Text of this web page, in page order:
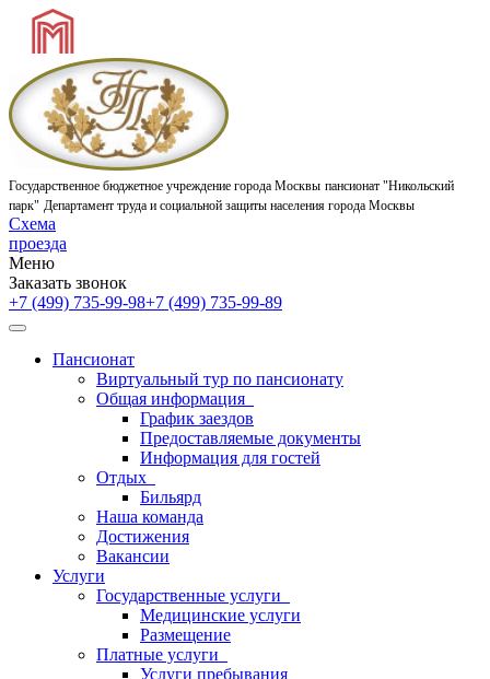
Государственное бюджетное учреждение города Москвы пансионат "Никольский
парк" Департамент труда и социальной защиты населения города Москвы
Схема
проезда
Меню
Заказать звонок
+7 (499) 735-99-98+7 (499) 735-99-89
Пансионат
Виртуальный тур по пансионату
Общая информация
График заездов
Предоставляемые документы
Информация для гостей
Отдых
Бильярд
Наша команда
Достижения
Вакансии
Услуги
Государственные услуги
Медицинские услуги
Размещение
Платные услуги
Услуги пребывания